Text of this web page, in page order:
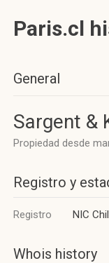
Paris.cl
General
Sargent &
Propiedad desde
Registro y
Registro NIC
Whois history